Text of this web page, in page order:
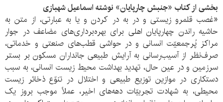
بخشی از کتاب «جنبش چارپایان» نوشته اسماعیل شهبازی
«غصب قلمرو زيستی و در به در كردن و يا به عبارتی، از متن به
حاشيه راندن چهارپايان اهلی برای بهره‌برداری‌های‌ مضاعف در جوار
مراكز پُرجمعيّت انسانی و در حواشی قطب‌های صنعتی و خدماتی،
صرف‌نظر از آسيب‌رسانی به آرايش طبيعی جانداران مسكون بر بستر
سرزمين و در عين حال‌، تهديد بهداشت محيط زيست ‌انسانی، به سبب
دستكاری در موازين توزيع طبيعی و اختلال در تنوّع ذخائر زيست
محيطی، به شهادت تجربيّات دهه‌های اخير، عملاً موجب بروز يک